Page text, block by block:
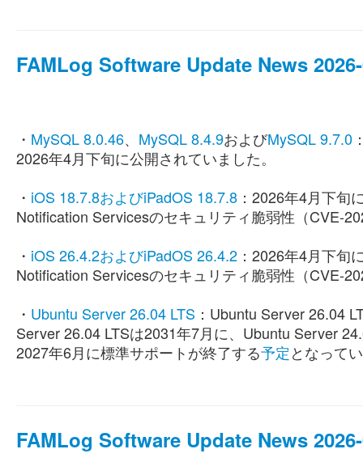
FAMLog Software Update News
・ MySQL 8.0.46、 MySQL 8.4.9およびMySQL 9.7.0
2026年4月下旬に公開されていました。
・ iOS 18.7.8およびiPadOS 18.7.8 ：2026年4月下旬
Notification Servicesのセキュリティ脆弱性（CVE-
・ iOS 26.4.2およびiPadOS 26.4.2 ：2026年4月下旬
Notification Servicesのセキュリティ脆弱性（CVE-
・ Ubuntu Server 26.04 LTS ：Ubuntu Server 26.04
Server 26.04 LTSは2031年7月に、Ubuntu Server
2027年6月に標準サポートが終了する予定となって
FAMLog Software Update News